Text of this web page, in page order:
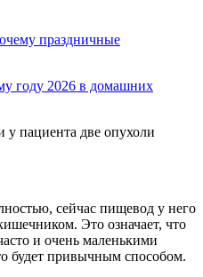
праздничные
году 2026 в домашних
сейчас пищевод у него
Это означает, что
и очень маленькими
будет привычным способом.